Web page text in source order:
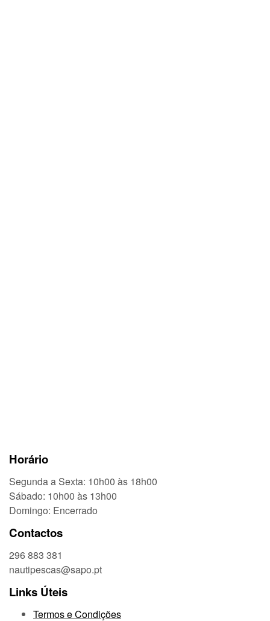
Horário
Segunda a Sexta: 10h00 às 18h00
Sábado: 10h00 às 13h00
Domingo: Encerrado
Contactos
296 883 381
nautipescas@sapo.pt
Links Úteis
Termos e Condições